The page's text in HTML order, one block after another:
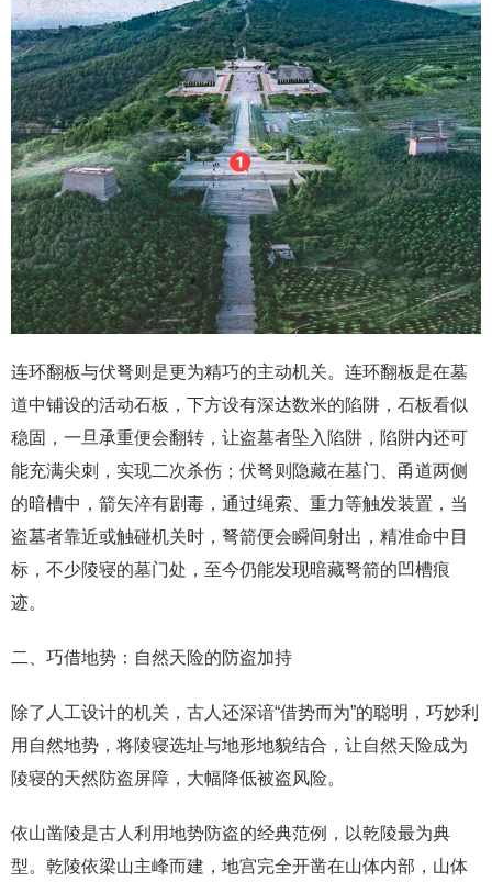
连环翻板与伏弩则是更为精巧的主动机关。连环翻板是在墓
道中铺设的活动石板，下方设有深达数米的陷阱，石板看似
稳固，一旦承重便会翻转，让盗墓者坠入陷阱，陷阱内还可
能充满尖刺，实现二次杀伤；伏弩则隐藏在墓门、甬道两侧
的暗槽中，箭矢淬有剧毒，通过绳索、重力等触发装置，当
盗墓者靠近或触碰机关时，弩箭便会瞬间射出，精准命中目
标，不少陵寝的墓门处，至今仍能发现暗藏弩箭的凹槽痕
迹。
二、巧借地势：自然天险的防盗加持
除了人工设计的机关，古人还深谙“借势而为”的聪明，巧妙利
用自然地势，将陵寝选址与地形地貌结合，让自然天险成为
陵寝的天然防盗屏障，大幅降低被盗风险。
依山凿陵是古人利用地势防盗的经典范例，以乾陵最为典
型。乾陵依梁山主峰而建，地宫完全开凿在山体内部，山体